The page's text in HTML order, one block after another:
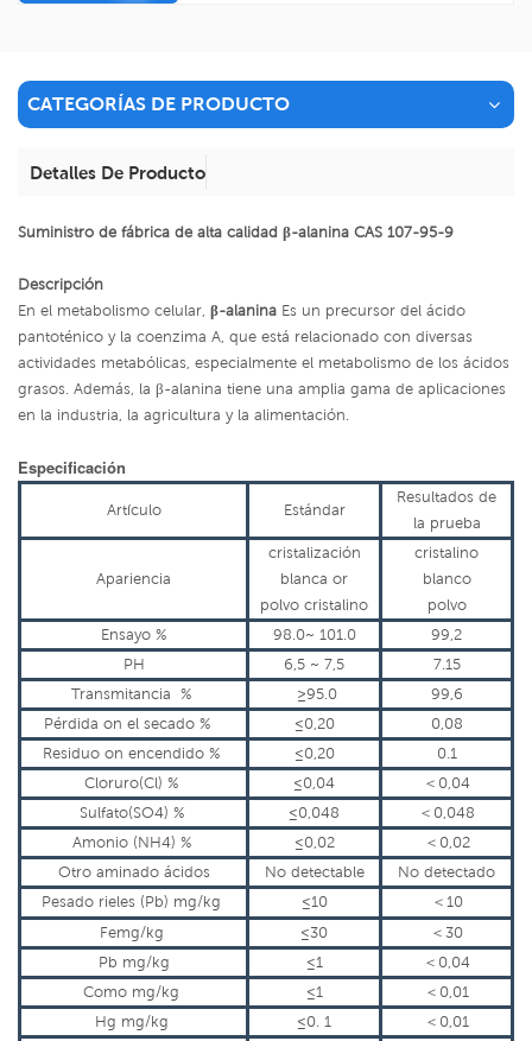
CATEGORÍAS DE PRODUCTO
Detalles De Producto
Suministro de fábrica de alta calidad β-alanina CAS 107-95-9
Descripción
En el metabolismo celular, β-alanina Es un precursor del ácido
pantoténico y la coenzima A, que está relacionado con diversas
actividades metabólicas, especialmente el metabolismo de los ácidos
grasos. Además, la β-alanina tiene una amplia gama de aplicaciones
en la industria, la agricultura y la alimentación.
Especificación
Artículo Estándar
Resultados de
la prueba
Apariencia
cristalización
blanca or
polvo cristalino
cristalino
blanco
polvo
Ensayo % 98.0~ 101.0
99,2
PH
6,5 ~ 7,5
7.15
Transmitancia % ≥95.0
99,6
Pérdida on el secado % ≤0,20
0,08
Residuo on encendido % ≤0,20
0.1
Cloruro(Cl) % ≤0,04 ＜ 0,04
Sulfato(SO4) % ≤0,048 ＜ 0,048
Amonio (NH4) % ≤0,02 ＜ 0,02
Otro aminado ácidos No detectable No detectado
Pesado rieles (Pb) mg/kg ≤10 ＜ 10
Femg/kg
≤30 ＜ 30
Pb mg/kg ≤1 ＜ 0,04
Como mg/kg ≤1 ＜ 0,01
Hg mg/kg ≤0. 1 ＜ 0,01